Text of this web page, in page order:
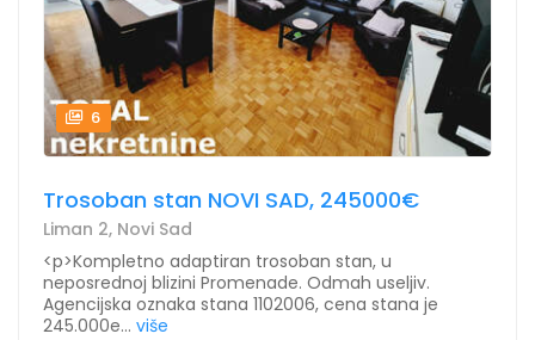
6
Trosoban stan NOVI SAD, 245000€
Liman 2, Novi Sad
<p>Kompletno adaptiran trosoban stan, u
neposrednoj blizini Promenade. Odmah useljiv.
Agencijska oznaka stana 1102006, cena stana je
245.000e... više